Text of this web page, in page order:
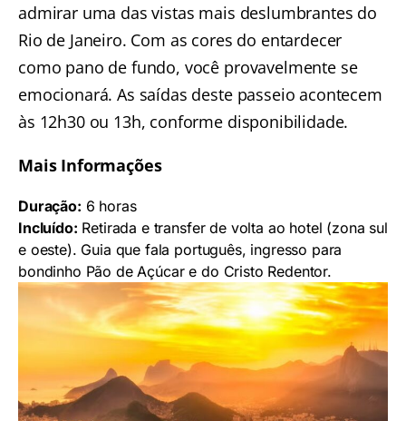
admirar uma das vistas mais deslumbrantes do
Rio de Janeiro. Com as cores do entardecer
como pano de fundo, você provavelmente se
emocionará. As saídas deste passeio acontecem
às 12h30 ou 13h, conforme disponibilidade.
Mais Informações
Duração: 6 horas
Incluído: Retirada e transfer de volta ao hotel (zona sul
e oeste). Guia que fala português, ingresso para
bondinho Pão de Açúcar e do Cristo Redentor.